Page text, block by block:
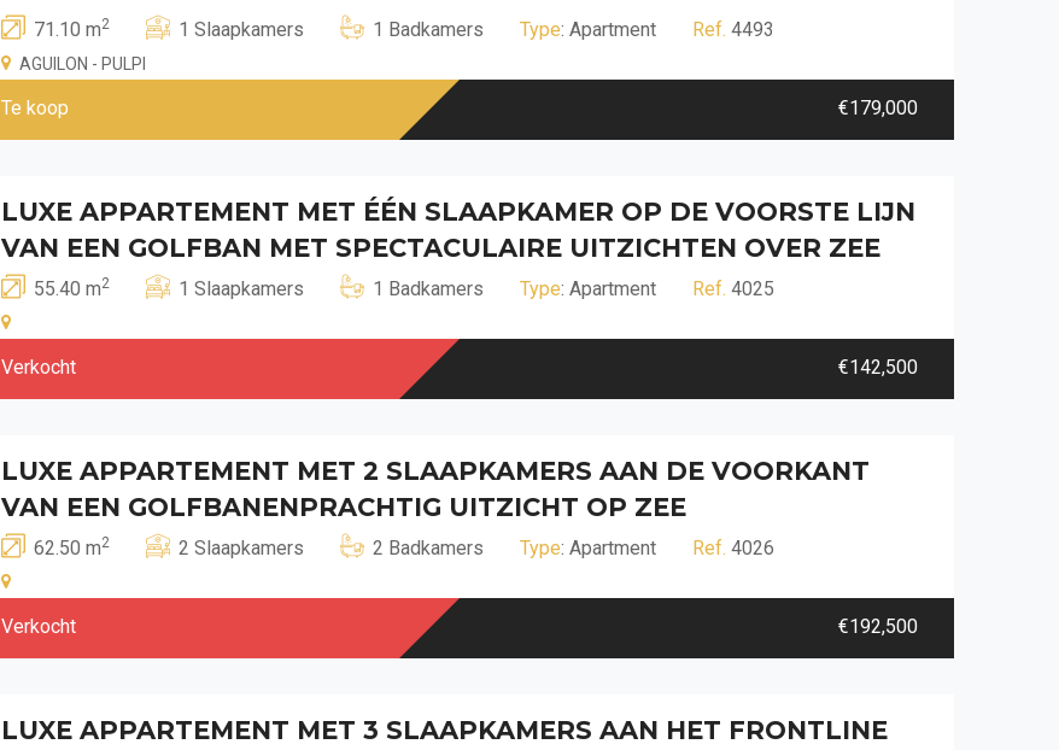
71.10 m2 1 Slaapkamers 1 Badkamers Type: Apartment Ref. 4493
AGUILON - PULPI
Te koop €179,000
LUXE APPARTEMENT MET ÉÉN SLAAPKAMER OP DE VOORSTE LIJN
VAN EEN GOLFBAN MET SPECTACULAIRE UITZICHTEN OVER ZEE
55.40 m2 1 Slaapkamers 1 Badkamers Type: Apartment Ref. 4025
Verkocht €142,500
LUXE APPARTEMENT MET 2 SLAAPKAMERS AAN DE VOORKANT
VAN EEN GOLFBANENPRACHTIG UITZICHT OP ZEE
62.50 m2 2 Slaapkamers 2 Badkamers Type: Apartment Ref. 4026
Verkocht €192,500
LUXE APPARTEMENT MET 3 SLAAPKAMERS AAN HET FRONTLINE